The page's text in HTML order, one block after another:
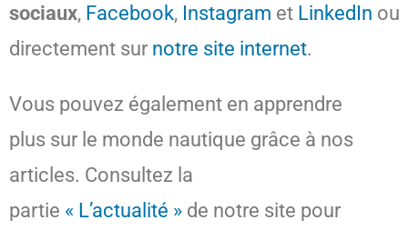
sociaux, Facebook, Instagram et LinkedIn ou
directement sur notre site internet.
Vous pouvez également en apprendre
plus sur le monde nautique grâce à nos
articles. Consultez la
partie « L’actualité » de notre site pour